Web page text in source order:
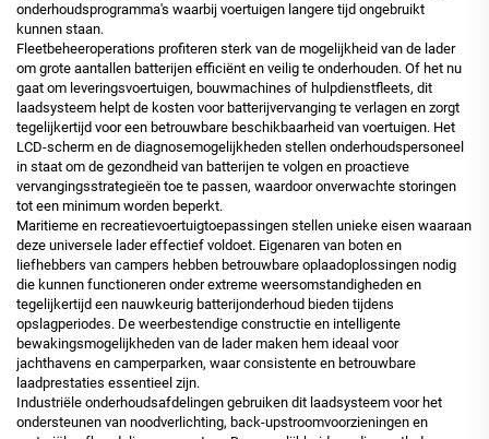
onderhoudsprogramma's waarbij voertuigen langere tijd ongebruikt
kunnen staan.
Fleetbeheeroperations profiteren sterk van de mogelijkheid van de lader
om grote aantallen batterijen efficiënt en veilig te onderhouden. Of het nu
gaat om leveringsvoertuigen, bouwmachines of hulpdienstfleets, dit
laadsysteem helpt de kosten voor batterijvervanging te verlagen en zorgt
tegelijkertijd voor een betrouwbare beschikbaarheid van voertuigen. Het
LCD-scherm en de diagnosemogelijkheden stellen onderhoudspersoneel
in staat om de gezondheid van batterijen te volgen en proactieve
vervangingsstrategieën toe te passen, waardoor onverwachte storingen
tot een minimum worden beperkt.
Maritieme en recreatievoertuigtoepassingen stellen unieke eisen waaraan
deze universele lader effectief voldoet. Eigenaren van boten en
liefhebbers van campers hebben betrouwbare oplaadoplossingen nodig
die kunnen functioneren onder extreme weersomstandigheden en
tegelijkertijd een nauwkeurig batterijonderhoud bieden tijdens
opslagperiodes. De weerbestendige constructie en intelligente
bewakingsmogelijkheden van de lader maken hem ideaal voor
jachthavens en camperparken, waar consistente en betrouwbare
laadprestaties essentieel zijn.
Industriële onderhoudsafdelingen gebruiken dit laadsysteem voor het
ondersteunen van noodverlichting, back-upstroomvoorzieningen en